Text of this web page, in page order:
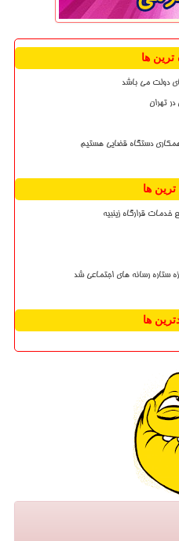
ترین ها
دولت می باشد
دستگاه قضایی هستیم
ها
ستاره رسانه های اجتماعی شد
ها